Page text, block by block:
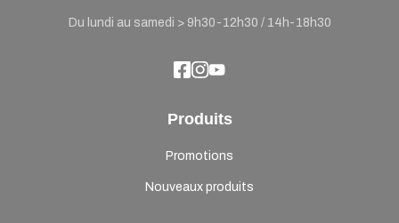
Du lundi au samedi > 9h30-12h30 / 14h-18h30
Produits
Promotions
Nouveaux produits